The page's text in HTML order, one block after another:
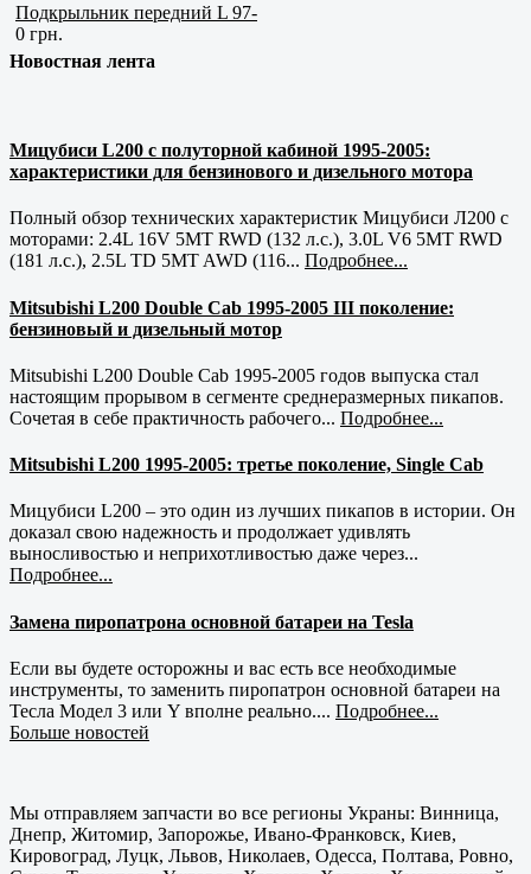
Подкрыльник передний L 97-
0 грн.
Новостная лента
Мицубиси L200 с полуторной кабиной 1995-2005:
характеристики для бензинового и дизельного мотора
Полный обзор технических характеристик Мицубиси Л200 с
моторами: 2.4L 16V 5MT RWD (132 л.с.), 3.0L V6 5MT RWD
(181 л.с.), 2.5L TD 5MT AWD (116... Подробнее...
Mitsubishi L200 Double Cab 1995-2005 III поколение:
бензиновый и дизельный мотор
Mitsubishi L200 Double Cab 1995-2005 годов выпуска стал
настоящим прорывом в сегменте среднеразмерных пикапов.
Сочетая в себе практичность рабочего... Подробнее...
Mitsubishi L200 1995-2005: третье поколение, Single Cab
Мицубиси L200 – это один из лучших пикапов в истории. Он
доказал свою надежность и продолжает удивлять
выносливостью и неприхотливостью даже через...
Подробнее...
Замена пиропатрона основной батареи на Tesla
Если вы будете осторожны и вас есть все необходимые
инструменты, то заменить пиропатрон основной батареи на
Тесла Модел 3 или Y вполне реально.... Подробнее...
Больше новостей
Мы отправляем запчасти во все регионы Украны: Винница,
Днепр, Житомир, Запорожье, Ивано-Франковск, Киев,
Кировоград, Луцк, Львов, Николаев, Одесса, Полтава, Ровно,